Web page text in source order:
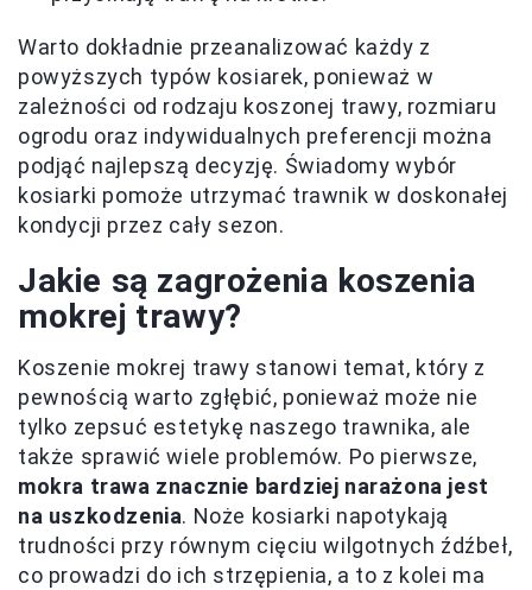
Warto dokładnie przeanalizować każdy z
powyższych typów kosiarek, ponieważ w
zależności od rodzaju koszonej trawy, rozmiaru
ogrodu oraz indywidualnych preferencji można
podjąć najlepszą decyzję. Świadomy wybór
kosiarki pomoże utrzymać trawnik w doskonałej
kondycji przez cały sezon.
Jakie są zagrożenia koszenia
mokrej trawy?
Koszenie mokrej trawy stanowi temat, który z
pewnością warto zgłębić, ponieważ może nie
tylko zepsuć estetykę naszego trawnika, ale
także sprawić wiele problemów. Po pierwsze,
mokra trawa znacznie bardziej narażona jest
na uszkodzenia. Noże kosiarki napotykają
trudności przy równym cięciu wilgotnych źdźbeł,
co prowadzi do ich strzępienia, a to z kolei ma